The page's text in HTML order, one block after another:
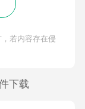
若内容存在侵
下载